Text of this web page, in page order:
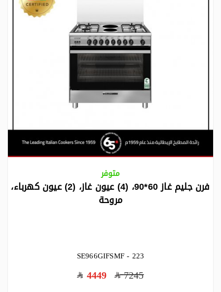
متوفر
فرن جليم غاز 60*90، (4) عيون غاز، (2) عيون كهرباء،
مروحة
SE966GIFSMF - 223
7245
4449